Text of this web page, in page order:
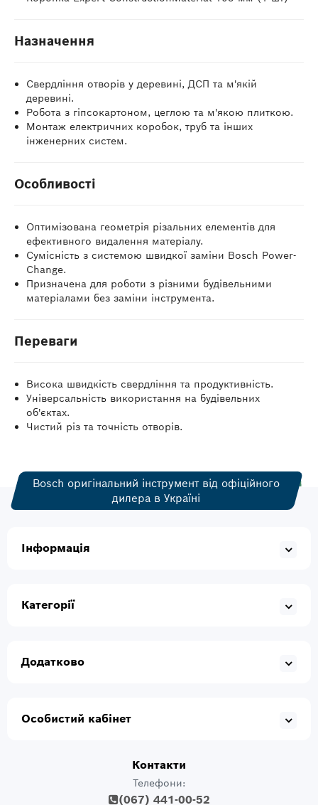
Назначення
Свердління отворів у деревині, ДСП та м'якій
деревині.
Робота з гіпсокартоном, цеглою та м'якою плиткою.
Монтаж електричних коробок, труб та інших
інженерних систем.
Особливості
Оптимізована геометрія різальних елементів для
ефективного видалення матеріалу.
Сумісність з системою швидкої заміни Bosch Power-
Change.
Призначена для роботи з різними будівельними
матеріалами без заміни інструмента.
Переваги
Висока швидкість свердління та продуктивність.
Універсальність використання на будівельних
об'єктах.
Чистий різ та точність отворів.
Bosch оригінальний інструмент від офіційного
дилера в Україні
Інформація
Категорії
Додатково
Особистий кабінет
Контакти
Телефони:
(067) 441-00-52